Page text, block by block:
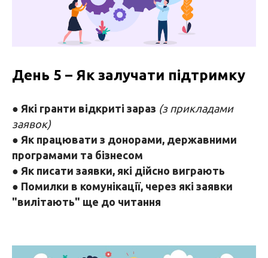
День 5 – Як залучати підтримку
● Які гранти відкриті зараз (з прикладами
заявок)
● Як працювати з донорами, державними
програмами та бізнесом
● Як писати заявки, які дійсно виграють
● Помилки в комунікації, через які заявки
"вилітають" ще до читання